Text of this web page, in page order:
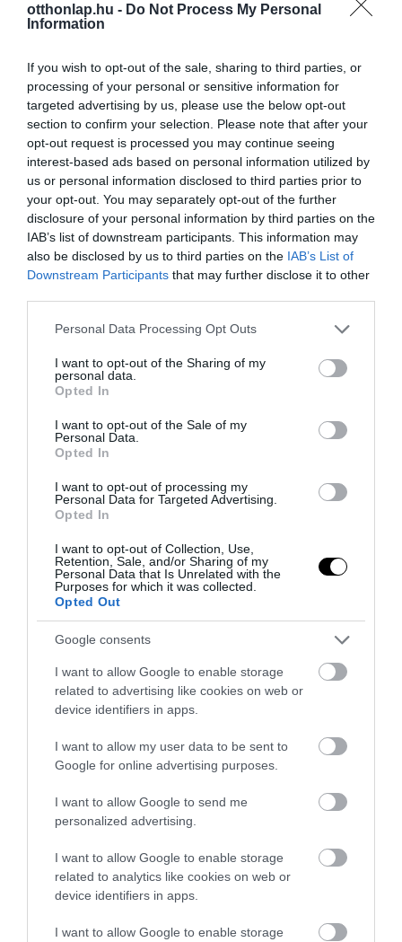
otthonlap.hu - Do Not Process My Personal
Information
If you wish to opt-out of the sale, sharing to third parties, or
processing of your personal or sensitive information for
targeted advertising by us, please use the below opt-out
section to confirm your selection. Please note that after your
opt-out request is processed you may continue seeing
interest-based ads based on personal information utilized by
us or personal information disclosed to third parties prior to
your opt-out. You may separately opt-out of the further
disclosure of your personal information by third parties on the
IAB’s list of downstream participants. This information may
also be disclosed by us to third parties on the IAB’s List of
Downstream Participants that may further disclose it to other
Please note that this website/app uses one or more Google
not limited to your visit or usage behaviour. You may click to
grant or deny consent to Google and its third-party tags to
use your data for below specified purposes in below Google
consent section.
Personal Data Processing Opt Outs
I want to opt-out of the Sharing of my
personal data.
Opted In
I want to opt-out of the Sale of my
Personal Data.
Opted In
I want to opt-out of processing my
Personal Data for Targeted Advertising.
Opted In
I want to opt-out of Collection, Use,
Retention, Sale, and/or Sharing of my
Personal Data that Is Unrelated with the
Purposes for which it was collected.
Opted Out
Google consents
I want to allow Google to enable storage
related to advertising like cookies on web or
device identifiers in apps.
I want to allow my user data to be sent to
Google for online advertising purposes.
I want to allow Google to send me
personalized advertising.
I want to allow Google to enable storage
related to analytics like cookies on web or
device identifiers in apps.
I want to allow Google to enable storage
10
HŐSZIGETELÉS
SZIGETELÉS
KAPCSOLÓDÓ OLVASMÁNY
LOCSOLOD, MÉGIS
BALKON LEVEGŐJE SZÍVJA KI
A VIZET A NÖVÉNYBŐL
2026-08-04
HŐKUPOLA A LAKÁSBAN: ÍGY
ÉJSZAKÁRA IS SÜTŐVÉ
VÁLJON AZ OTTHONOD